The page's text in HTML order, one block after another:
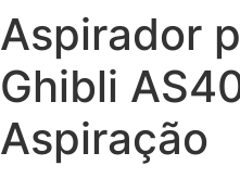
Aspirador
Ghibli
Aspiração